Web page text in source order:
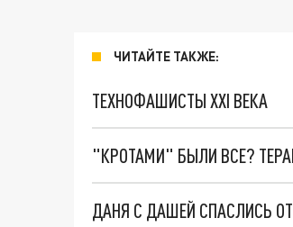
ЧИТАЙТЕ ТАКЖЕ:
ТЕХНОФАШИСТЫ XXI ВЕКА
"КРОТАМИ" БЫЛИ ВСЕ?
ДАНЯ С ДАШЕЙ СПАСЛИСЬ